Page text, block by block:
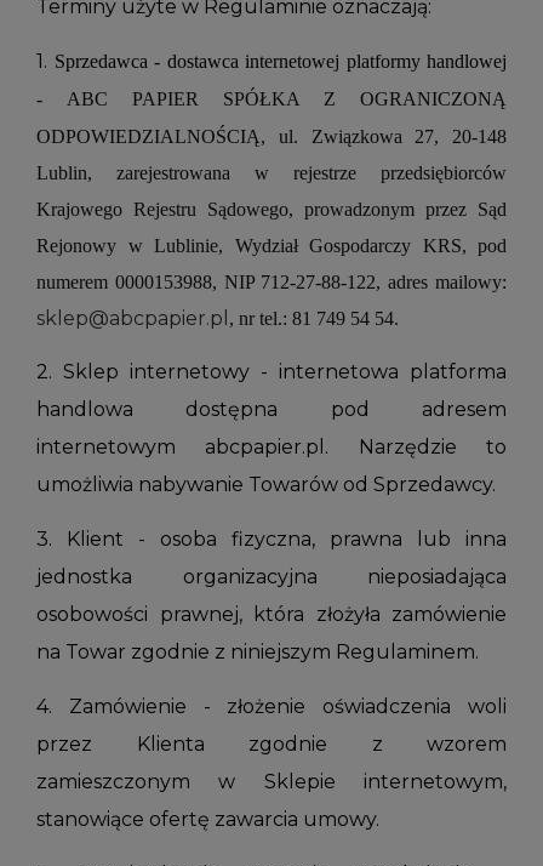
Terminy użyte w Regulaminie oznaczają:
1. Sprzedawca - dostawca internetowej platformy handlowej
- ABC PAPIER SPÓŁKA Z OGRANICZONĄ
ODPOWIEDZIALNOŚCIĄ, ul. Związkowa 27, 20-148
Lublin, zarejestrowana w rejestrze przedsiębiorców
Krajowego Rejestru Sądowego, prowadzonym przez Sąd
Rejonowy w Lublinie, Wydział Gospodarczy KRS, pod
numerem 0000153988, NIP 712-27-88-122, adres mailowy:
sklep@abcpapier.pl , nr tel.: 81 749 54 54.
2. Sklep internetowy - internetowa platforma
handlowa dostępna pod adresem
internetowym abcpapier.pl . Narzędzie to
umożliwia nabywanie Towarów od Sprzedawcy.
3. Klient - osoba fizyczna, prawna lub inna
jednostka organizacyjna nieposiadająca
osobowości prawnej, która złożyła zamówienie
na Towar zgodnie z niniejszym Regulaminem.
4. Zamówienie - złożenie oświadczenia woli
przez Klienta zgodnie z wzorem
zamieszczonym w Sklepie internetowym,
stanowiące ofertę zawarcia umowy.